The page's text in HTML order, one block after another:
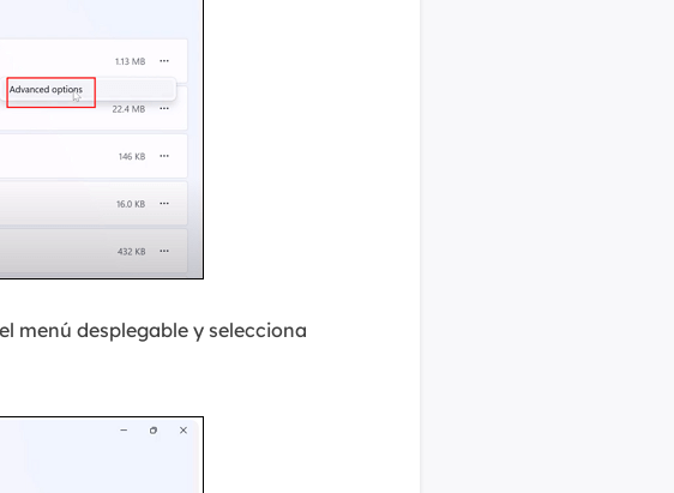
menú desplegable y selecciona